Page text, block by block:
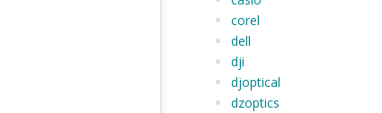
corel
dell
dji
djoptical
dzoptics